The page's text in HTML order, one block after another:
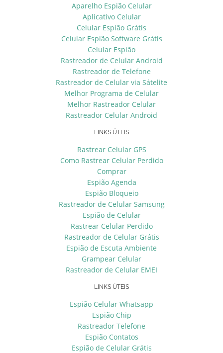
Aparelho Espião Celular
Aplicativo Celular
Celular Espião Grátis
Celular Espião Software Grátis
Celular Espião
Rastreador de Celular Android
Rastreador de Telefone
Rastreador de Celular via Sátelite
Melhor Programa de Celular
Melhor Rastreador Celular
Rastreador Celular Android
LINKS ÚTEIS
Rastrear Celular GPS
Como Rastrear Celular Perdido
Comprar
Espião Agenda
Espião Bloqueio
Rastreador de Celular Samsung
Espião de Celular
Rastrear Celular Perdido
Rastreador de Celular Grátis
Espião de Escuta Ambiente
Grampear Celular
Rastreador de Celular EMEI
LINKS ÚTEIS
Espião Celular Whatsapp
Espião Chip
Rastreador Telefone
Espião Contatos
Espião de Celular Grátis